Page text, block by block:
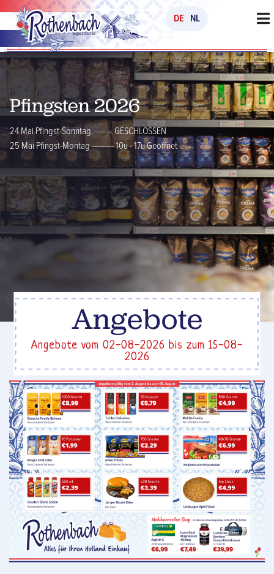
DE NL
Pfingsten 2026
24 Mai Pfingst-Sonntag -------- GESCHLOSSEN
25 Mai Pfingst-Montag --------- 10u - 17u Geöffnet
Angebote
Angebote vom 02-08-2026 bis zum 15-08-
2026